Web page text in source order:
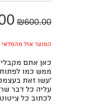
₪600.00
המוצר אזל מהמלאי
כאן אתם
ממש כמו לפתוח
'עשו זאת
עליה כל דבר
לכתוב כל